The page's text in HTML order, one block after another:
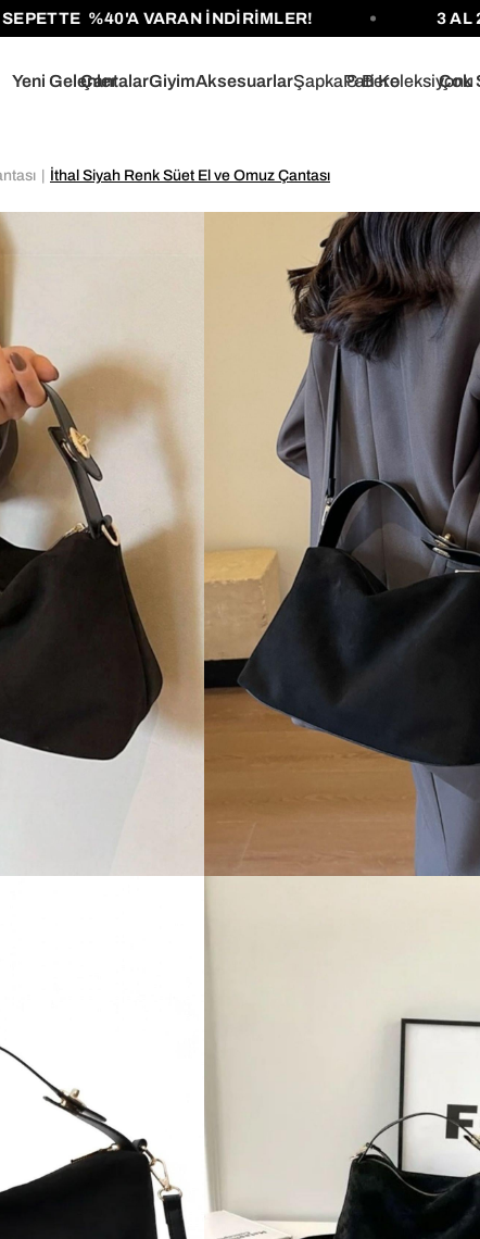
%40'A VARAN İNDİRİMLER! 3 AL 2
Yeni Gelenler
ÇantalarGiyimAksesuarlarŞapka & BerePati Koleksiyonu
Çok
İthal Siyah Renk Süet El ve Omuz Çantası